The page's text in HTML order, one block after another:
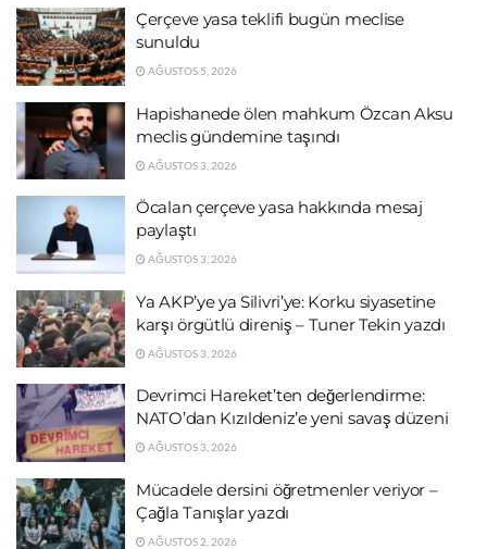
Çerçeve yasa teklifi bugün meclise
sunuldu
AĞUSTOS 5, 2026
Hapishanede ölen mahkum Özcan Aksu
meclis gündemine taşındı
AĞUSTOS 3, 2026
Öcalan çerçeve yasa hakkında mesaj
paylaştı
AĞUSTOS 3, 2026
Ya AKP’ye ya Silivri’ye: Korku siyasetine
karşı örgütlü direniş – Tuner Tekin yazdı
AĞUSTOS 3, 2026
Devrimci Hareket’ten değerlendirme:
NATO’dan Kızıldeniz’e yeni savaş düzeni
AĞUSTOS 3, 2026
Mücadele dersini öğretmenler veriyor –
Çağla Tanışlar yazdı
AĞUSTOS 2, 2026